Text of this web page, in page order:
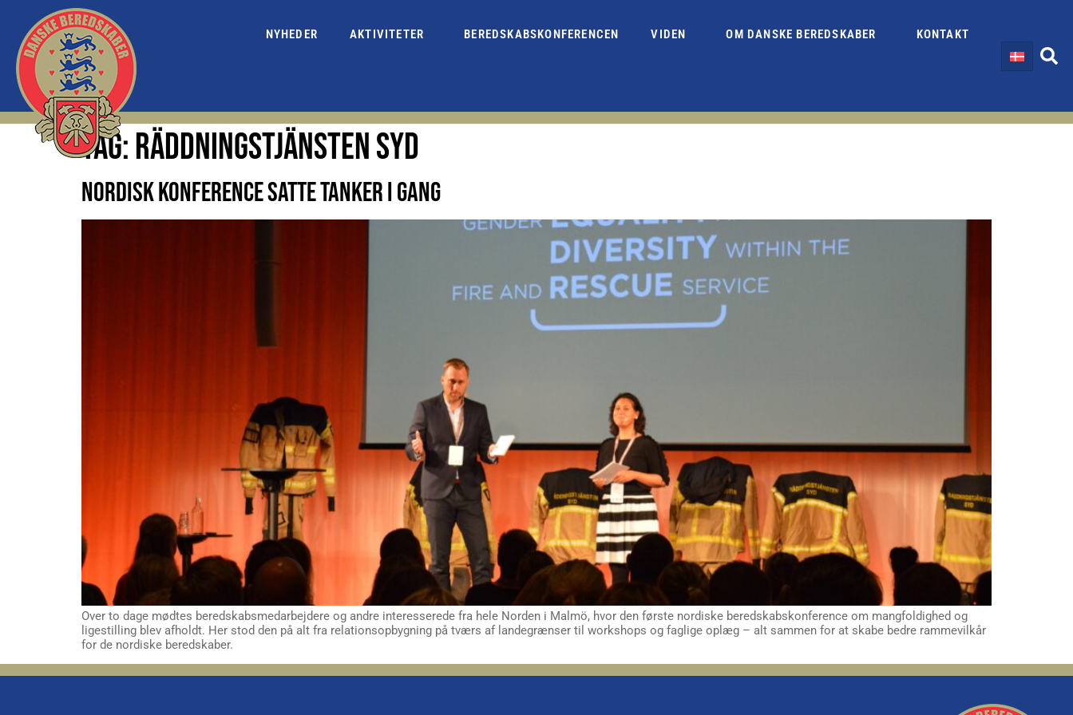
NYHEDER AKTIVITETER BEREDSKABSKONFERENCEN VIDEN OM DANSKE BEREDSKABER KONTAKT
TAG:RÄDDNINGSTJÄNSTEN SYD
NORDISK KONFERENCE SATTE TANKER I GANG
Over to dage mødtes beredskabsmedarbejdere og andre interesserede fra hele Norden i Malmö, hvor den første nordiske beredskabskonference om mangfoldighed og
ligestilling blev afholdt. Her stod den på alt fra relationsopbygning på tværs af landegrænser til workshops og faglige oplæg – alt sammen for at skabe bedre rammevilkår
for de nordiske beredskaber.